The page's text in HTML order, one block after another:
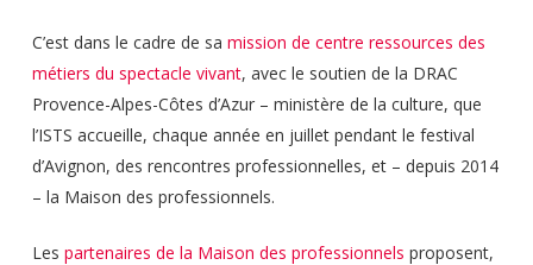
C’est dans le cadre de sa mission de centre ressources des
métiers du spectacle vivant, avec le soutien de la DRAC
Provence-Alpes-Côtes d’Azur – ministère de la culture, que
l’ISTS accueille, chaque année en juillet pendant le festival
d’Avignon, des rencontres professionnelles, et – depuis 2014
– la Maison des professionnels.
Les partenaires de la Maison des professionnels proposent,